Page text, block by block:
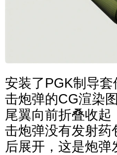
安装了PGK制导
击炮弹的CG渲染
尾翼向前折叠收
击炮弹没有发射药
后展开，这是炮弹